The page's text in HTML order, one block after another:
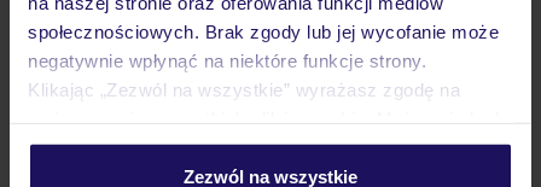
społecznościowych. Brak zgody lub jej wycofanie może
negatywnie wpłynąć na niektóre funkcje strony.
Klikając „Zezwól na wszystkie” wyrażasz zgodę na
personalizować swój wybór wchodząc w zakładkę
Zezwól na wszystkie
Wyżywienie
Atrakcje